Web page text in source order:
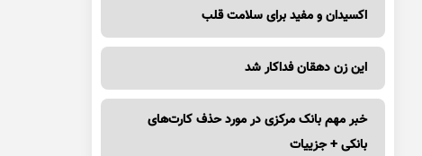
اکسیدان و مفید برای سلامت قلب
این زن دهقان فداکار شد
خبر مهم بانک مرکزی در مورد حذف کارت‌های
بانکی + جزییات